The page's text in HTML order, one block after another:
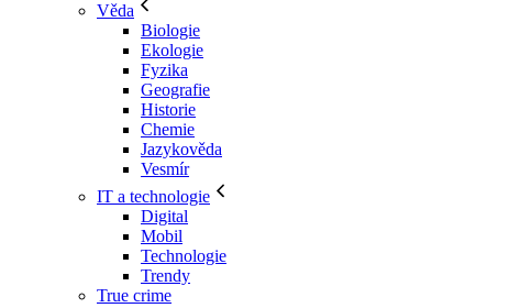
Věda
Biologie
Ekologie
Fyzika
Geografie
Historie
Chemie
Jazykověda
Vesmír
IT a technologie
Digital
Mobil
Technologie
Trendy
True crime